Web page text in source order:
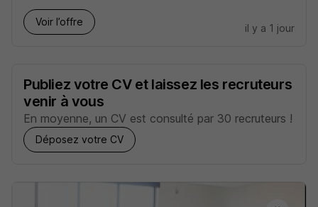
Voir l’offre
il y a 1 jour
Publiez votre CV et laissez les recruteurs
venir à vous
En moyenne, un CV est consulté par 30 recruteurs !
Déposez votre CV